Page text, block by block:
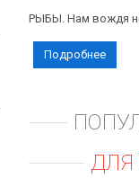
РЫБЫ. Нам вождя
Подробнее
ДЛЯ